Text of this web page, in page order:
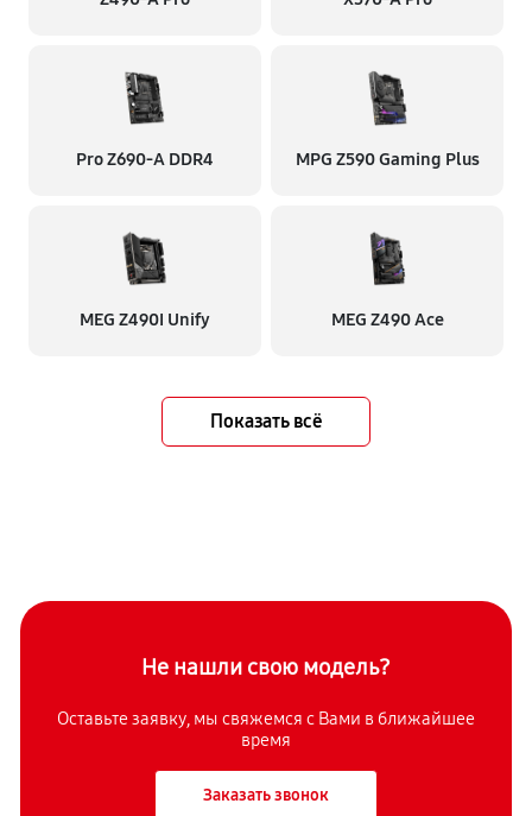
Pro Z690-A DDR4 MPG Z590 Gaming Plus
MEG Z490I Unify MEG Z490 Ace
Показать всё
Не нашли свою модель?
Оставьте заявку, мы свяжемся с Вами в ближайшее
время
Заказать звонок